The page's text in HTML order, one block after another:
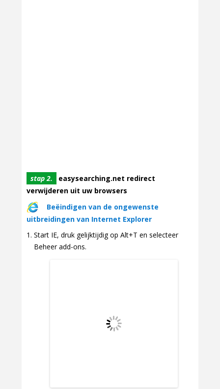
stap 2.
easysearching.net redirect
verwijderen uit uw browsers
Beëindigen van de ongewenste
uitbreidingen van Internet Explorer
Start IE, druk gelijktijdig op Alt+T en selecteer
Beheer add-ons.